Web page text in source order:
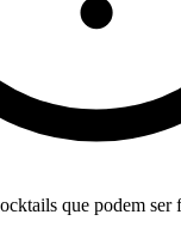
que podem ser